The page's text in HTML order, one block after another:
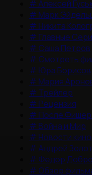
#Алексей
# Марк
# Никита
# Главные
# Саша Петров
# Смотреть
# Юра Борисов
# Мария
# Трейлер
# Рецензия
# После
# Война и Мир
# Новости кино
#Андрей
# Федор
# Обзор